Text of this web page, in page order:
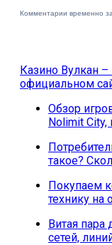
Комментарии временно
Казино Вулкан –
официальном
Обзор
Nolimit
такое?
Покупаем
технику на
Витая
сетей,